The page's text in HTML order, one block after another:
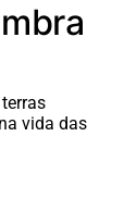
vida das